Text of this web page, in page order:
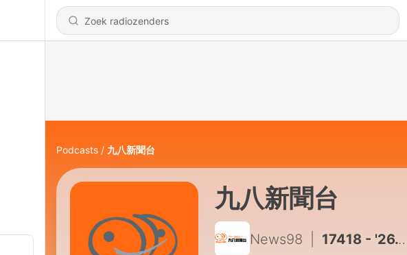
Podcasts 九八新聞台
九八新聞台
News98 17418 - '26.04.30 重點新聞